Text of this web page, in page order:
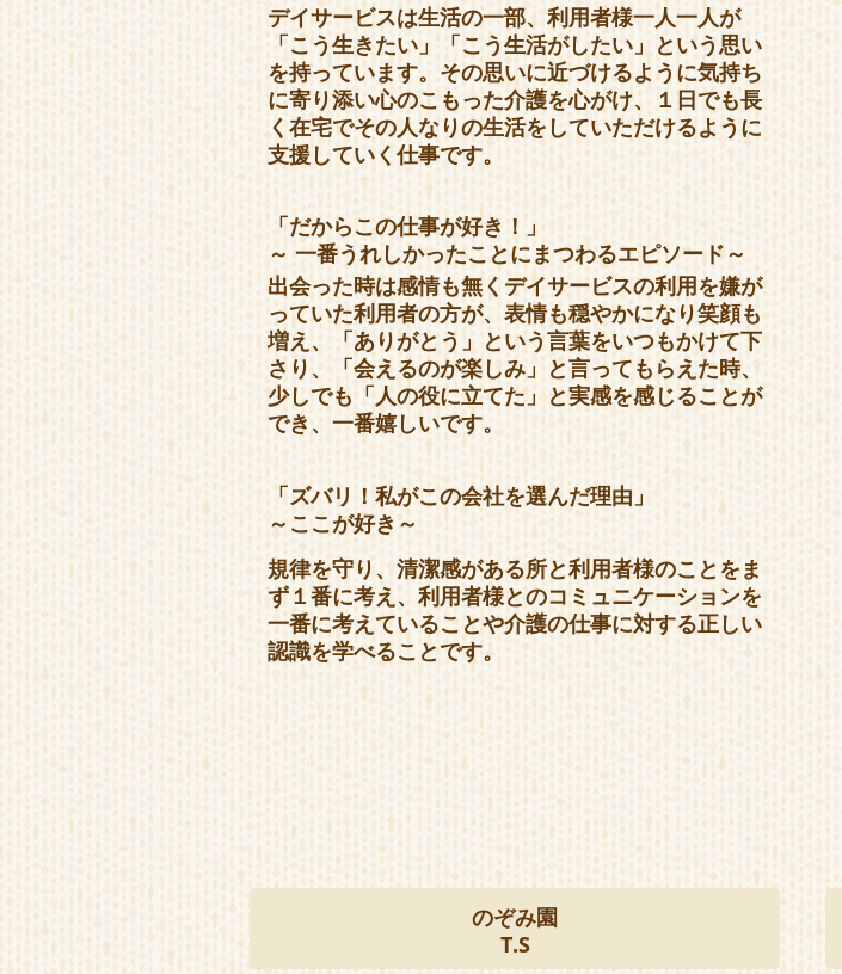
デイサービスは生活の一部、利用者様一人一人が
「こう生きたい」「こう生活がしたい」という思い
を持っています。その思いに近づけるように気持ち
に寄り添い心のこもった介護を心がけ、１日でも長
く在宅でその人なりの生活をしていただけるように
支援していく仕事です。
「だからこの仕事が好き！」
～ 一番うれしかったことにまつわるエピソード～
出会った時は感情も無くデイサービスの利用を嫌が
っていた利用者の方が、表情も穏やかになり笑顔も
増え、「ありがとう」という言葉をいつもかけて下
さり、「会えるのが楽しみ」と言ってもらえた時、
少しでも「人の役に立てた」と実感を感じることが
でき、一番嬉しいです。
「ズバリ！私がこの会社を選んだ理由」
～ここが好き～
規律を守り、清潔感がある所と利用者様のことをま
ず１番に考え、利用者様とのコミュニケーションを
一番に考えていることや介護の仕事に対する正しい
認識を学べることです。
のぞみ園
T.S